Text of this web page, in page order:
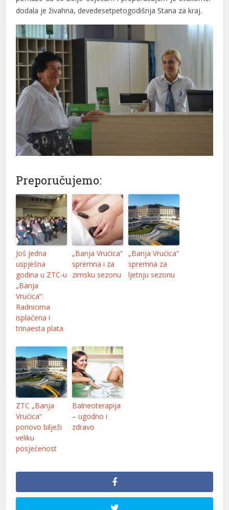
dodala je živahna, devedesetpetogodišnja Stana za kraj.
Preporučujemo:
Još jedna
uspješna
godina u ZTC-u
„Banja
Vrućica“:
Radnicima
isplaćena i
trinaesta plata
„Banja Vrućica“
spremna i za
zimsku sezonu
„Banja Vrućica“
spremna za
ljetnju sezonu
ZTC „Banja
Vrućica“
ponovo bilježi
veliku
posjećenost
Balneoterapija
– ugodno i
zdravo